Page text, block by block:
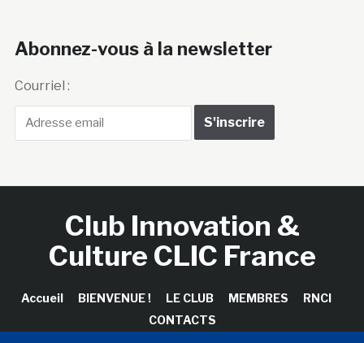
Abonnez-vous à la newsletter
Courriel :
Club Innovation &
Culture CLIC France
Accueil BIENVENUE ! LE CLUB MEMBRES
RNCI
CONTACTS